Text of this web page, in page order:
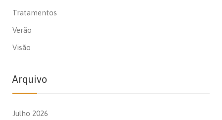
Tratamentos
Verão
Visão
Arquivo
Julho 2026